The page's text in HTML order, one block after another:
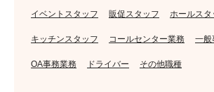
イベントスタッフ 販促スタッフ ホールスタ
キッチンスタッフ コールセンター業務 一般
OA事務業務 ドライバー その他職種